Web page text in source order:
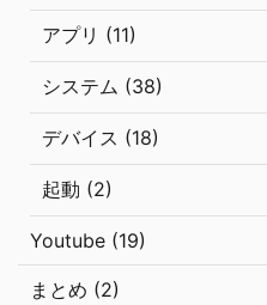
アプリ (11)
システム (38)
デバイス (18)
起動 (2)
Youtube (19)
まとめ (2)